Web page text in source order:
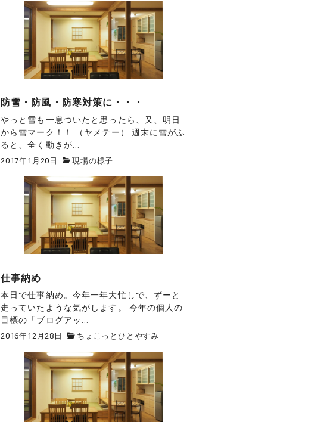
防雪・防風・防寒対策に・・・
やっと雪も一息ついたと思ったら、又、明日
から雪マーク！！ （ヤメテー） 週末に雪がふ
ると、全く動きが...
2017年1月20日 現場の様子
仕事納め
本日で仕事納め。今年一年大忙しで、ずーと
走っていたような気がします。 今年の個人の
目標の「ブログアッ...
2016年12月28日 ちょこっとひとやすみ